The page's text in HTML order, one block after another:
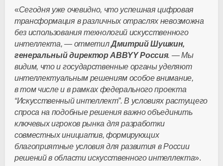
«Сегодня уже очевидно, что успешная цифровая
трансформация в различных отраслях невозможна
без использования технологий искусственного
интеллекта, — отметилДмитрий Шушкин,
генеральный директор ABBYY Россия. — Мы
видим, что и государственные органы уделяют
интеллектуальным решениям особое внимание,
в том числе и в рамках федерального проекта
“Искусственный интеллект”. В условиях растущего
спроса на подобные решения важно объединить
ключевых игроков рынка для разработки
совместных инициатив, формирующих
благоприятные условия для развития в России
решений в области искусственного интеллекта».